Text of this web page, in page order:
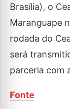
Brasília), o
Maranguape
rodada do
será
parceria com
Fonte